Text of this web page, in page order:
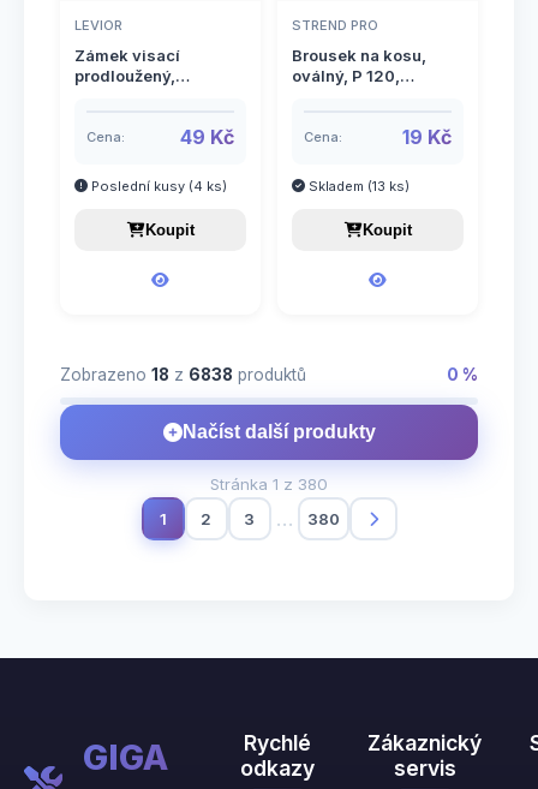
LEVIOR
Zámek visací
prodloužený,
Cena: 49 Kč
Poslední kusy (4 ks)
Koupit
STREND PRO
Brousek na kosu,
oválný, P 120,
Cena: 19 Kč
Skladem (13 ks)
Koupit
Zobrazeno 18 z 6838 produktů 0 %
Načíst další produkty
Stránka 1 z 380
1
2 3 … 380
GIGA
Rychlé
odkazy
Zákaznický
servis